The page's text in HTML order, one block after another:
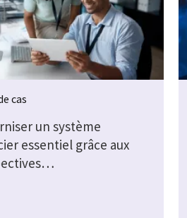
cas
un système
essentiel grâce aux